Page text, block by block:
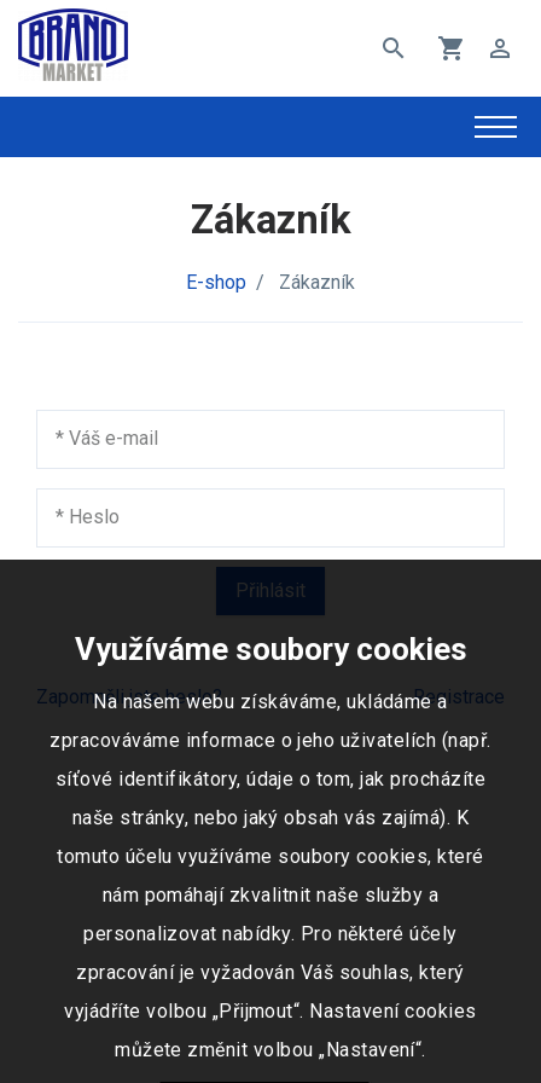
search shopping_cart perm_identity
Zákazník
E-shop / Zákazník
* Váš e-mail
* Heslo
Zapomněli jste heslo? Registrace
Využíváme soubory cookies
Na našem webu získáváme, ukládáme a
zpracováváme informace o jeho uživatelích (např.
síťové identifikátory, údaje o tom, jak procházíte
naše stránky, nebo jaký obsah vás zajímá). K
tomuto účelu využíváme soubory cookies, které
nám pomáhají zkvalitnit naše služby a
personalizovat nabídky. Pro některé účely
zpracování je vyžadován Váš souhlas, který
vyjádříte volbou „Přijmout“. Nastavení cookies
můžete změnit volbou „Nastavení“.